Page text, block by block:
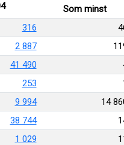
Som minst
316
2 887
41 490
253
9 994 14
38 744
1 029